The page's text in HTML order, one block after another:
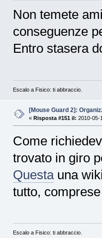
Non temete
conseguenze
Entro stasera
Escalo a Fisico: ti abbraccio.
[Mouse Guard 2]:
« Risposta #151 il: 2010-05-
Come
trovato in giro
Questauna
tutto,
Escalo a Fisico: ti abbraccio.